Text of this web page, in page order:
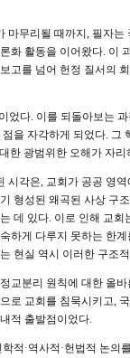
마무리될 때까지, 필자
화 활동을 이어왔다. 이
고를 넘어 헌정 질서의
었다. 이를 되돌아보는
을 자각하게 되었다. 그
한 광범위한 오해가 자리
각은, 교회가 공공 영
형성된 왜곡된 사상 구
데 있다. 이로 인해 교
하게 다루지 못하는 한
현실 역시 이러한 구조
교분리 원칙에 대한 올
로 교회를 침묵시키고,
적 출발점이었다.
적·역사적·헌법적 논의